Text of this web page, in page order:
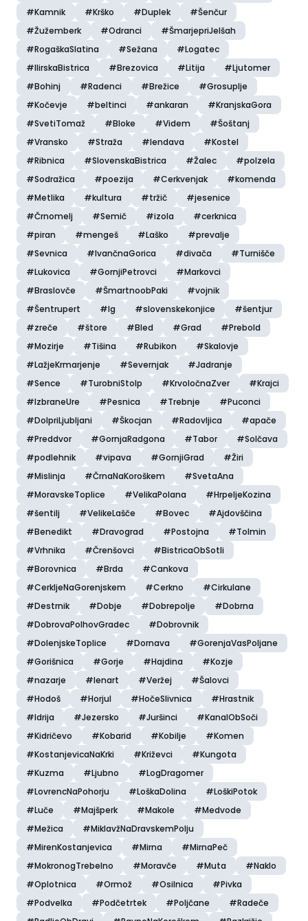
#Kamnik
#Krško #Duplek
#Šenčur
#Žužemberk
#Odranci
#ŠmarjepriJelšah
#RogaškaSlatina
#Sežana
#Logatec
#IlirskaBistrica
#Brezovica #Litija
#Ljutomer
#Bohinj
#Radenci #Brežice
#Grosuplje
#Kočevje
#beltinci #ankaran
#KranjskaGora
#SvetiTomaž
#Bloke #Videm
#Šoštanj
#Vransko
#Straža #lendava
#Kostel
#Ribnica
#SlovenskaBistrica #Žalec
#polzela
#Sodražica
#poezija #Cerkvenjak
#komenda
#Metlika
#kultura #tržič
#jesenice
#Črnomelj
#Semič #izola
#cerknica
#piran
#mengeš #Laško
#prevalje
#Sevnica
#IvančnaGorica #divača
#Turnišče
#Lukovica
#GornjiPetrovci
#Markovci
#Braslovče
#ŠmartnoobPaki
#vojnik
#Šentrupert
#Ig #slovenskekonjice
#šentjur
#zreče
#štore #Bled #Grad
#Prebold
#Mozirje
#Tišina #Rubikon
#Skalovje
#LažjeKrmarjenje
#Severnjak
#Jadranje
#Sence
#TurobniStolp #KrvoločnaZver
#Krajci
#IzbraneUre
#Pesnica #Trebnje
#Puconci
#DolpriLjubljani
#Škocjan #Radovljica
#apače
#Preddvor
#GornjaRadgona #Tabor
#Solčava
#podlehnik
#vipava #GornjiGrad
#Žiri
#Mislinja
#ČrnaNaKoroškem
#SvetaAna
#MoravskeToplice
#VelikaPolana
#HrpeljeKozina
#šentilj
#VelikeLašče #Bovec
#Ajdovščina
#Benedikt
#Dravograd #Postojna
#Tolmin
#Vrhnika
#Črenšovci
#BistricaObSotli
#Borovnica
#Brda
#Cankova
#CerkljeNaGorenjskem
#Cerkno
#Cirkulane
#Destrnik
#Dobje #Dobrepolje
#Dobrna
#DobrovaPolhovGradec
#Dobrovnik
#DolenjskeToplice
#Dornava
#GorenjaVasPoljane
#Gorišnica
#Gorje #Hajdina
#Kozje
#nazarje
#lenart #Veržej
#Šalovci
#Hodoš
#Horjul #HočeSlivnica
#Hrastnik
#Idrija
#Jezersko #Juršinci
#KanalObSoči
#Kidričevo
#Kobarid #Kobilje
#Komen
#KostanjevicaNaKrki
#Križevci
#Kungota
#Kuzma
#Ljubno
#LogDragomer
#LovrencNaPohorju
#LoškaDolina
#LoškiPotok
#Luče
#Majšperk #Makole
#Medvode
#Mežica
#MiklavžNaDravskemPolju
#MirenKostanjevica
#Mirna
#MirnaPeč
#MokronogTrebelno
#Moravče #Muta
#Naklo
#Oplotnica
#Ormož #Osilnica
#Pivka
#Podvelka
#Podčetrtek #Poljčane
#Radeče